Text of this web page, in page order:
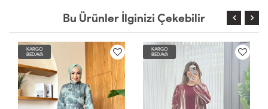
Bu Ürünler İlginizi Çekebilir
KARGO
BEDAVA
KARGO
BEDAVA